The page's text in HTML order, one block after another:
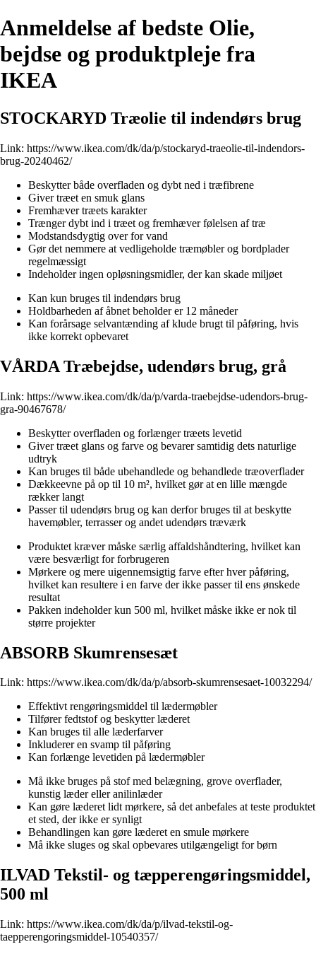
Anmeldelse af bedste Olie,
bejdse og produktpleje fra
IKEA
STOCKARYD Træolie til indendørs brug
Link: https://www.ikea.com/dk/da/p/stockaryd-traeolie-til-indendors-
brug-20240462/
Beskytter både overfladen og dybt ned i træfibrene
Giver træet en smuk glans
Fremhæver træets karakter
Trænger dybt ind i træet og fremhæver følelsen af træ
Modstandsdygtig over for vand
Gør det nemmere at vedligeholde træmøbler og bordplader
regelmæssigt
Indeholder ingen opløsningsmidler, der kan skade miljøet
Kan kun bruges til indendørs brug
Holdbarheden af åbnet beholder er 12 måneder
Kan forårsage selvantænding af klude brugt til påføring, hvis
ikke korrekt opbevaret
VÅRDA Træbejdse, udendørs brug, grå
Link: https://www.ikea.com/dk/da/p/varda-traebejdse-udendors-brug-
gra-90467678/
Beskytter overfladen og forlænger træets levetid
Giver træet glans og farve og bevarer samtidig dets naturlige
udtryk
Kan bruges til både ubehandlede og behandlede træoverflader
Dækkeevne på op til 10 m², hvilket gør at en lille mængde
rækker langt
Passer til udendørs brug og kan derfor bruges til at beskytte
havemøbler, terrasser og andet udendørs træværk
Produktet kræver måske særlig affaldshåndtering, hvilket kan
være besværligt for forbrugeren
Mørkere og mere uigennemsigtig farve efter hver påføring,
hvilket kan resultere i en farve der ikke passer til ens ønskede
resultat
Pakken indeholder kun 500 ml, hvilket måske ikke er nok til
større projekter
ABSORB Skumrensesæt
Link: https://www.ikea.com/dk/da/p/absorb-skumrensesaet-10032294/
Effektivt rengøringsmiddel til lædermøbler
Tilfører fedtstof og beskytter læderet
Kan bruges til alle læderfarver
Inkluderer en svamp til påføring
Kan forlænge levetiden på lædermøbler
Må ikke bruges på stof med belægning, grove overflader,
kunstig læder eller anilinlæder
Kan gøre læderet lidt mørkere, så det anbefales at teste produktet
et sted, der ikke er synligt
Behandlingen kan gøre læderet en smule mørkere
Må ikke sluges og skal opbevares utilgængeligt for børn
ILVAD Tekstil- og tæpperengøringsmiddel,
500 ml
Link: https://www.ikea.com/dk/da/p/ilvad-tekstil-og-
taepperengoringsmiddel-10540357/